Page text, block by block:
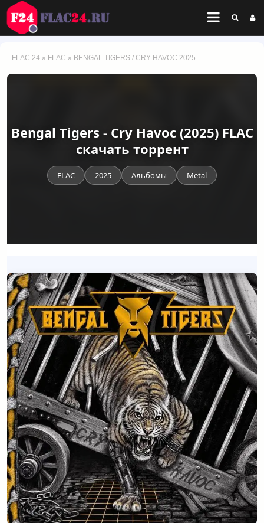
FLAC 24 » FLAC » BENGAL TIGERS / CRY HAVOC 2025
Bengal Tigers - Cry Havoc (2025) FLAC
скачать торрент
FLAC 2025 Альбомы Metal